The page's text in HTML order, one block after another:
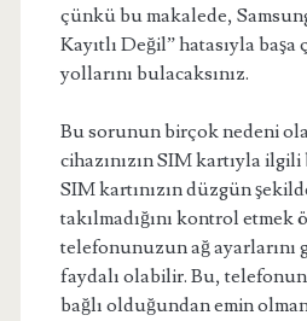
çünkü bu makalede,
Kayıtlı Değil” hatasıyla başa
yollarını bulacaksınız.
Bu sorunun birçok nedeni
cihazınızın SIM kartıyla
SIM kartınızın düzgün
takılmadığını kontrol etmek
telefonunuzun ağ ayarlarını
faydalı olabilir. Bu,
bağlı olduğundan emin